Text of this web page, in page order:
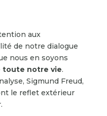
aux
de notre dialogue
nous en soyons
toute notre vie.
Sigmund Freud,
le reflet extérieur